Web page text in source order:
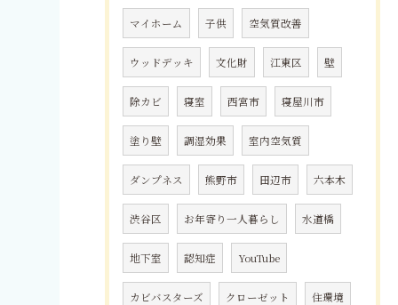
マイホーム 子供 空気質改善
ウッドデッキ 文化財 江東区 壁
除カビ 寝室 西宮市 寝屋川市
塗り壁 調湿効果 室内空気質
ダンプネス 熊野市 田辺市 六本木
渋谷区 お年寄り一人暮らし 水道橋
地下室 認知症 YouTube
カビバスターズ クローゼット 住環境